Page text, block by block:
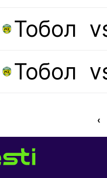
Тобол
Тобол
‹